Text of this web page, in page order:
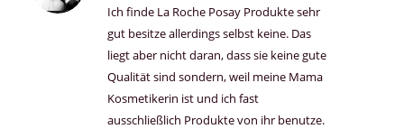
Ich finde La Roche Posay Produkte sehr
gut besitze allerdings selbst keine. Das
liegt aber nicht daran, dass sie keine gute
Qualität sind sondern, weil meine Mama
Kosmetikerin ist und ich fast
ausschließlich Produkte von ihr benutze.